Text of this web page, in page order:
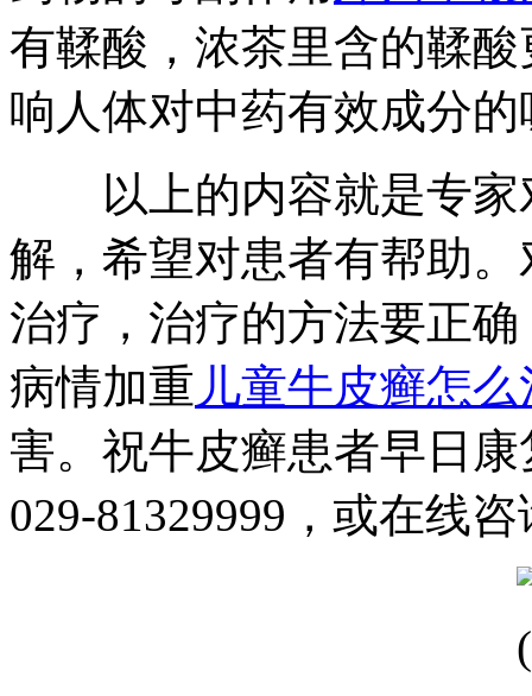
有鞣酸，浓茶里含的鞣
响人体对中药有效成分
以上的内容就是专家
解，希望对患者有帮助
治疗，治疗的方法要正
病情加重 儿童牛皮癣怎
害。祝牛皮癣患者早日
029-81329999，或在线